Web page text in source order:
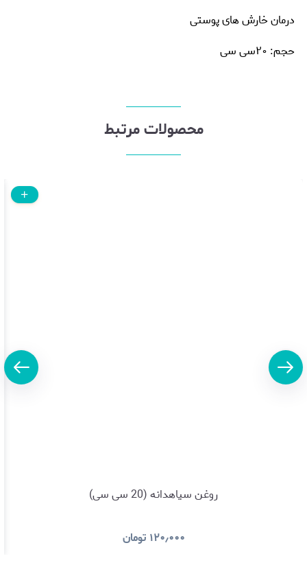
درمان خارش های پوستی
حجم: ۲۰سی سی
محصولات مرتبط
روغن سیاهدانه (20 سی سی)
۱۲۰٫۰۰۰ تومان